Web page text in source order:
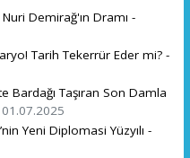
Nuri Demirağ'ın Dramı -
Tarih Tekerrür Eder mi? -
Bardağı Taşıran Son Damla
01.07.2025
Yeni Diplomasi Yüzyılı -